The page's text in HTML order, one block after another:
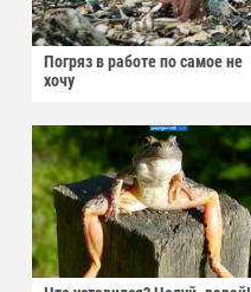
Погряз в работе по самое не
хочу